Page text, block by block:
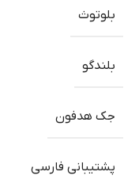
بلوتوث
بلندگو
جک هدفون
پشتیبانی فارسی